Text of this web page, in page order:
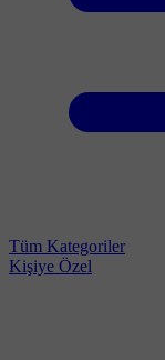
Tüm Kategoriler
Kişiye Özel